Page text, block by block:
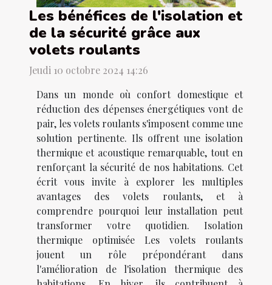
Les bénéfices de l'isolation et
de la sécurité grâce aux
volets roulants
Jeudi 10 octobre 2024 14:26
Dans un monde où confort domestique et
réduction des dépenses énergétiques vont de
pair, les volets roulants s'imposent comme une
solution pertinente. Ils offrent une isolation
thermique et acoustique remarquable, tout en
renforçant la sécurité de nos habitations. Cet
écrit vous invite à explorer les multiples
avantages des volets roulants, et à
comprendre pourquoi leur installation peut
transformer votre quotidien. Isolation
thermique optimisée Les volets roulants
jouent un rôle prépondérant dans
l'amélioration de l'isolation thermique des